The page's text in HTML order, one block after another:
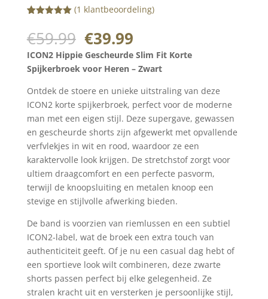
gebaseerd
waardering
(1 klantbeoordeling)
€59.99 Oorspronkelijke
prijs
was:
€59.99.
€39.99Huidige
prijs
is:
€39.99.
ICON2 Hippie Gescheurde Slim Fit Korte
Spijkerbroek voor Heren – Zwart
Ontdek de stoere en unieke uitstraling van deze
ICON2 korte spijkerbroek, perfect voor de moderne
man met een eigen stijl. Deze supergave, gewassen
en gescheurde shorts zijn afgewerkt met opvallende
verfvlekjes in wit en rood, waardoor ze een
karaktervolle look krijgen. De stretchstof zorgt voor
ultiem draagcomfort en een perfecte pasvorm,
terwijl de knoopsluiting en metalen knoop een
stevige en stijlvolle afwerking bieden.
De band is voorzien van riemlussen en een subtiel
ICON2-label, wat de broek een extra touch van
authenticiteit geeft. Of je nu een casual dag hebt of
een sportieve look wilt combineren, deze zwarte
shorts passen perfect bij elke gelegenheid. Ze
stralen kracht uit en versterken je persoonlijke stijl,